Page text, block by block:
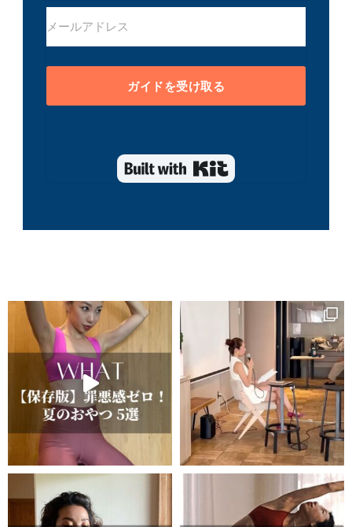
ガイドを受け取る